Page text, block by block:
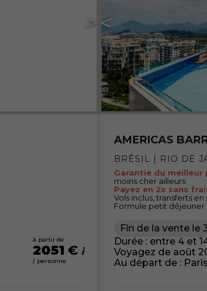
à partir de
2051 €
/ personne
AMERICAS
BRÉSIL | RIO DE
Garantie du meilleur
moins cher ailleurs
Payez en 2x sans
Vols inclus, transferts
Formule petit déjeuner
Fin de la vente le
Durée : entre 4 et
Voyagez de août
Au départ de :